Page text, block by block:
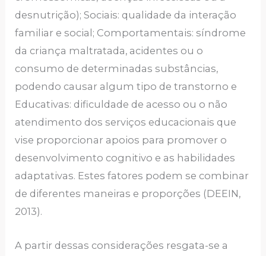
desnutrição); Sociais: qualidade da interação
familiar e social; Comportamentais: síndrome
da criança maltratada, acidentes ou o
consumo de determinadas substâncias,
podendo causar algum tipo de transtorno e
Educativas: dificuldade de acesso ou o não
atendimento dos serviços educacionais que
vise proporcionar apoios para promover o
desenvolvimento cognitivo e as habilidades
adaptativas. Estes fatores podem se combinar
de diferentes maneiras e proporções (DEEIN,
2013).
A partir dessas considerações resgata-se a